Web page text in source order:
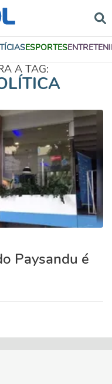
ESPORTES
A TAG:
Paysandu é